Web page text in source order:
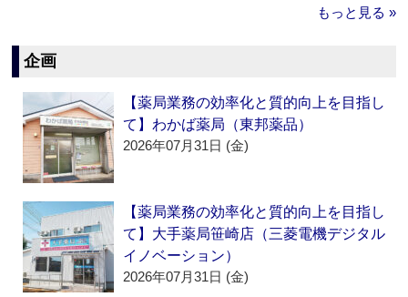
もっと見る »
企画
【薬局業務の効率化と質的向上を目指し
て】わかば薬局（東邦薬品）
2026年07月31日 (金)
【薬局業務の効率化と質的向上を目指し
て】大手薬局笹崎店（三菱電機デジタル
イノベーション）
2026年07月31日 (金)